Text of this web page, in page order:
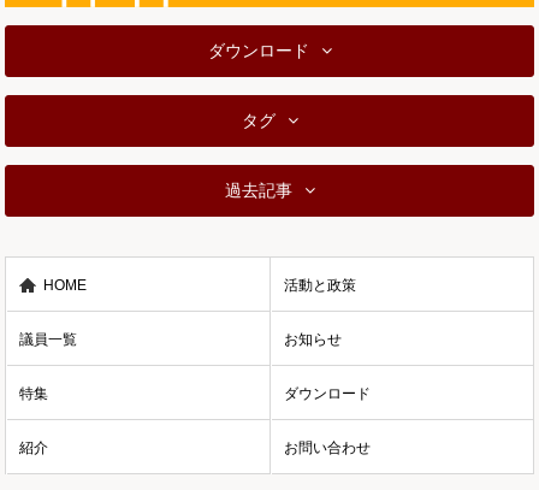
ダウンロード
タグ
過去記事
HOME 活動と政策
議員一覧 お知らせ
特集 ダウンロード
紹介 お問い合わせ